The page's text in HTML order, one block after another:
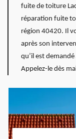
fuite de toiture
réparation fuite
région 40420. Il
après son
qu’il est
Appelez-le dès